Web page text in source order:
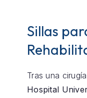
Sillas
Tras una
Hospital